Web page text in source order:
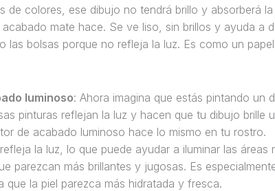
de colores, ese dibujo no tendrá brillo y absorberá
mate hace. Se ve liso, sin brillos y ayuda a
las bolsas porque no refleja la luz. Es como un
luminoso: Ahora imagina que estás pintando un
pinturas reflejan la luz y hacen que tu dibujo brille
de acabado luminoso hace lo mismo en tu rostro.
la luz, lo que puede ayudar a iluminar las áreas
parezcan más brillantes y jugosas. Es
que la piel parezca más hidratada y fresca.